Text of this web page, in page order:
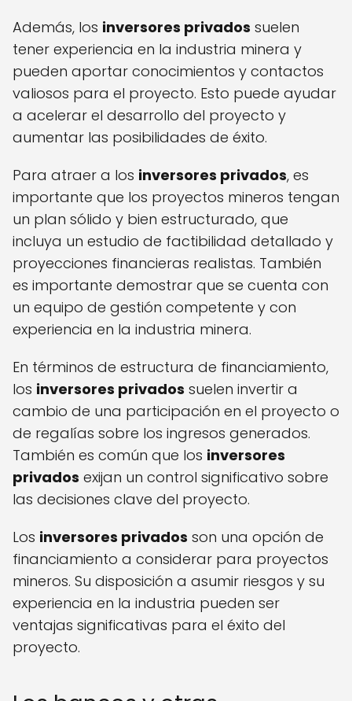
Además, los inversores privados suelen
tener experiencia en la industria minera y
pueden aportar conocimientos y contactos
valiosos para el proyecto. Esto puede ayudar
a acelerar el desarrollo del proyecto y
aumentar las posibilidades de éxito.
Para atraer a los inversores privados, es
importante que los proyectos mineros tengan
un plan sólido y bien estructurado, que
incluya un estudio de factibilidad detallado y
proyecciones financieras realistas. También
es importante demostrar que se cuenta con
un equipo de gestión competente y con
experiencia en la industria minera.
En términos de estructura de financiamiento,
los inversores privados suelen invertir a
cambio de una participación en el proyecto o
de regalías sobre los ingresos generados.
También es común que los inversores
privados exijan un control significativo sobre
las decisiones clave del proyecto.
Los inversores privados son una opción de
financiamiento a considerar para proyectos
mineros. Su disposición a asumir riesgos y su
experiencia en la industria pueden ser
ventajas significativas para el éxito del
proyecto.